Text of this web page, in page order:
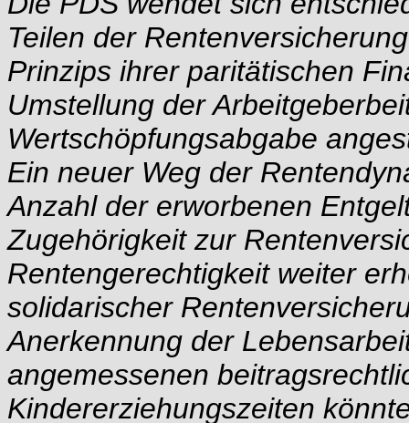
Teilen der
Prinzips ihrer paritätischen
Umstellung der
Wertschöpfungsabgabe
Ein neuer Weg der
Anzahl der erworbenen
Zugehörigkeit zur
Rentengerechtigkeit weiter
solidarischer
Anerkennung der
angemessenen
Kindererziehungszeiten